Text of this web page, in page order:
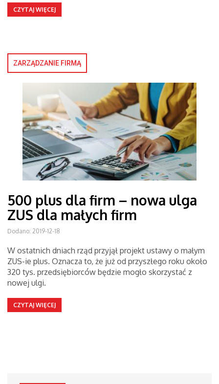
CZYTAJ WIĘCEJ
ZARZĄDZANIE FIRMĄ
500 plus dla firm – nowa ulga
ZUS dla małych firm
Dodano: 2019-12-18
W ostatnich dniach rząd przyjął projekt ustawy o małym
ZUS-ie plus. Oznacza to, że już od przyszłego roku około
320 tys. przedsiębiorców będzie mogło skorzystać z
nowej ulgi.
CZYTAJ WIĘCEJ